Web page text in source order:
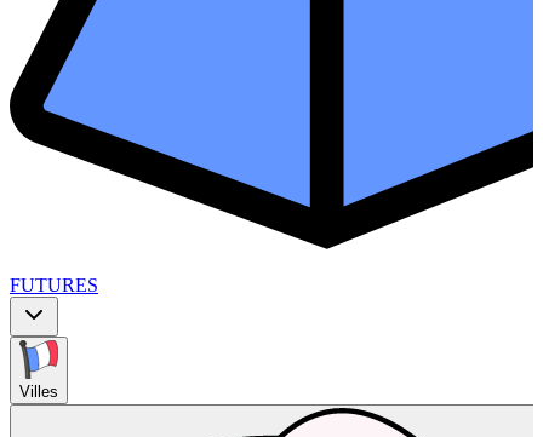
FUTURES
Villes